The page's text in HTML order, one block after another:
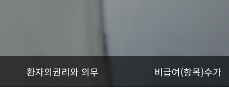
환자의권리와 의무 비급여(항목)수가